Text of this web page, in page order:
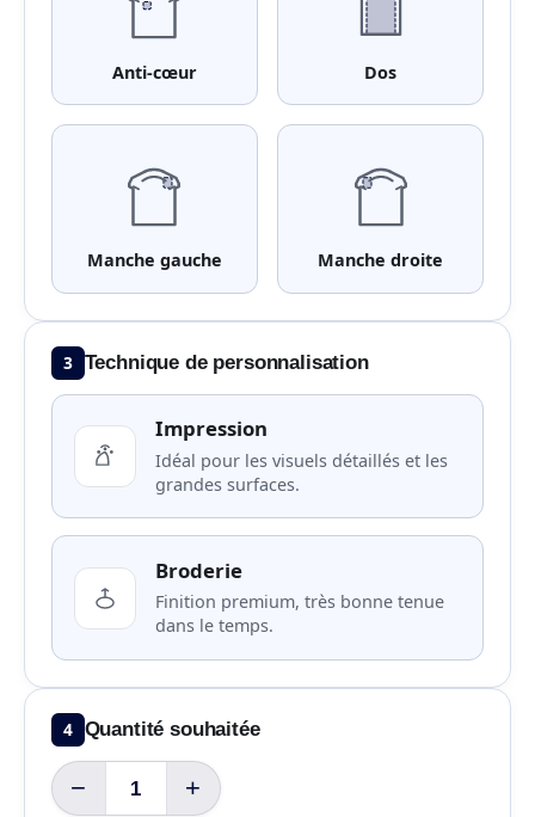
Anti-cœur Dos
Manche gauche Manche droite
3 Technique de personnalisation
Impression
Idéal pour les visuels détaillés et les
grandes surfaces.
Broderie
Finition premium, très bonne tenue
dans le temps.
4 Quantité souhaitée
− +